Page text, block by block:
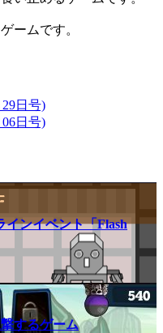
ームです。
日号)
日号)
インイベント「Flash
するゲーム